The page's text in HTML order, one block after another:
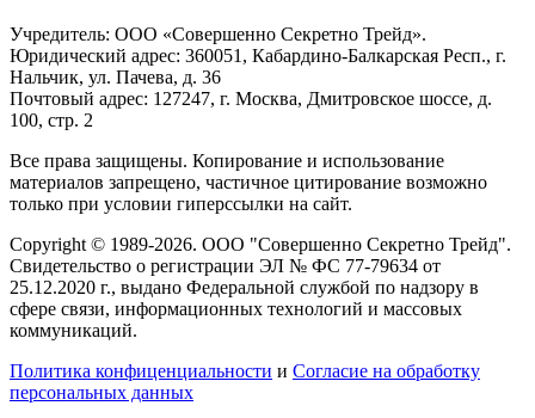
Учредитель: ООО «Совершенно Секретно Трейд».
Юридический адрес: 360051, Кабардино-Балкарская Респ., г.
Нальчик, ул. Пачева, д. 36
Почтовый адрес: 127247, г. Москва, Дмитровское шоссе, д.
100, стр. 2
Все права защищены. Копирование и использование
материалов запрещено, частичное цитирование возможно
только при условии гиперссылки на сайт.
Copyright © 1989-2026. ООО "Совершенно Секретно Трейд".
Свидетельство о регистрации ЭЛ № ФС 77-79634 от
25.12.2020 г., выдано Федеральной службой по надзору в
сфере связи, информационных технологий и массовых
коммуникаций.
Политика конфиценциальности и Согласие на обработку
персональных данных